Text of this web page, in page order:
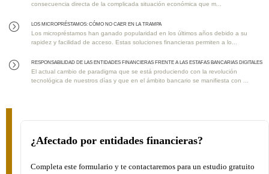
consecuencia directa de la complicada situación económica que m...
= Los MICROPRÉSTAMOS: Cómo No Caer en la Trampa
Los micropréstamos han ganado popularidad en los últimos años debido a su
rapidez y facilidad de acceso. Estas soluciones financieras permiten a lo...
= RESPONSABILIDAD DE LAS ENTIDADES FINANCIERAS FRENTE A LAS ESTAFAS BANCARIAS DIGITALES
El actual cambio de paradigma que se está produciendo con la revolución
tecnológica de nuestros días y que en el ámbito bancario se manifiesta con ...
¿Afectado por entidades financieras?
Completa este formulario y te contactaremos para un estudio gratuito